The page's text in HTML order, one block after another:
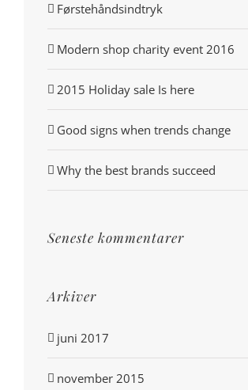
Førstehåndsindtryk
Modern shop charity event 2016
2015 Holiday sale Is here
Good signs when trends change
Why the best brands succeed
Seneste kommentarer
Arkiver
juni 2017
november 2015